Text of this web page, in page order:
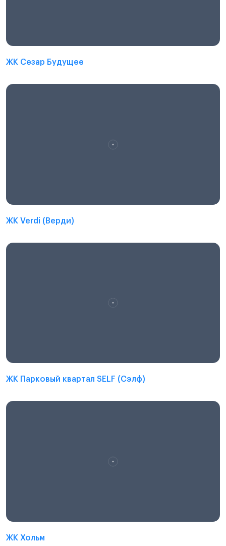
ЖК Сезар Будущее
ЖК Verdi (Верди)
ЖК Парковый квартал SELF (Сэлф)
ЖК Хольм